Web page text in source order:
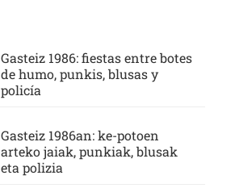
Gasteiz 1986: fiestas entre botes
de humo, punkis, blusas y
policía
Gasteiz 1986an: ke-potoen
arteko jaiak, punkiak, blusak
eta polizia